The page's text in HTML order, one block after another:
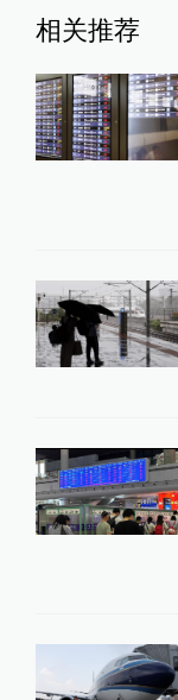
相关推荐